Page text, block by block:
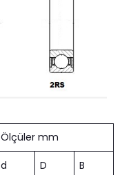
Ölçüler mm
d D
B